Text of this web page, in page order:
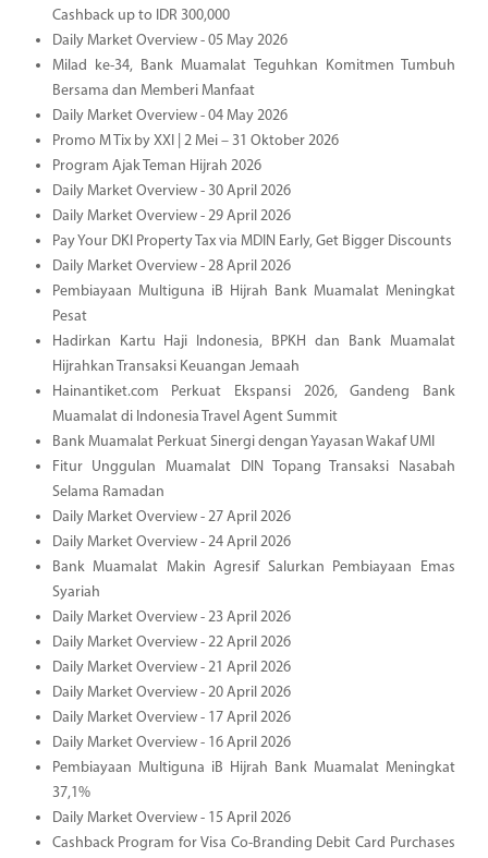
Cashback up to IDR 300,000
Daily Market Overview - 05 May 2026
Milad ke-34, Bank Muamalat Teguhkan Komitmen Tumbuh
Bersama dan Memberi Manfaat
Daily Market Overview - 04 May 2026
Promo M Tix by XXI | 2 Mei – 31 Oktober 2026
Program Ajak Teman Hijrah 2026
Daily Market Overview - 30 April 2026
Daily Market Overview - 29 April 2026
Pay Your DKI Property Tax via MDIN Early, Get Bigger Discounts
Daily Market Overview - 28 April 2026
Pembiayaan Multiguna iB Hijrah Bank Muamalat Meningkat
Pesat
Hadirkan Kartu Haji Indonesia, BPKH dan Bank Muamalat
Hijrahkan Transaksi Keuangan Jemaah
Hainantiket.com Perkuat Ekspansi 2026, Gandeng Bank
Muamalat di Indonesia Travel Agent Summit
Bank Muamalat Perkuat Sinergi dengan Yayasan Wakaf UMI
Fitur Unggulan Muamalat DIN Topang Transaksi Nasabah
Selama Ramadan
Daily Market Overview - 27 April 2026
Daily Market Overview - 24 April 2026
Bank Muamalat Makin Agresif Salurkan Pembiayaan Emas
Syariah
Daily Market Overview - 23 April 2026
Daily Market Overview - 22 April 2026
Daily Market Overview - 21 April 2026
Daily Market Overview - 20 April 2026
Daily Market Overview - 17 April 2026
Daily Market Overview - 16 April 2026
Pembiayaan Multiguna iB Hijrah Bank Muamalat Meningkat
37,1%
Daily Market Overview - 15 April 2026
Cashback Program for Visa Co-Branding Debit Card Purchases